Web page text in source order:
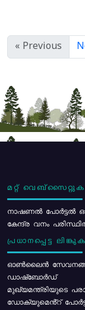
« Previous
മറ്റ്
നാഷണൽ പോർട്ടൽ
കേന്ദ്ര വനം
പ്രധാനപ്പെട്ട
ഓൺലൈൻ
ഡാഷ്ബോർഡ്
മുഖ്യമന്ത്രിയുടെ
ഡോക്യുമെൻ്റ്